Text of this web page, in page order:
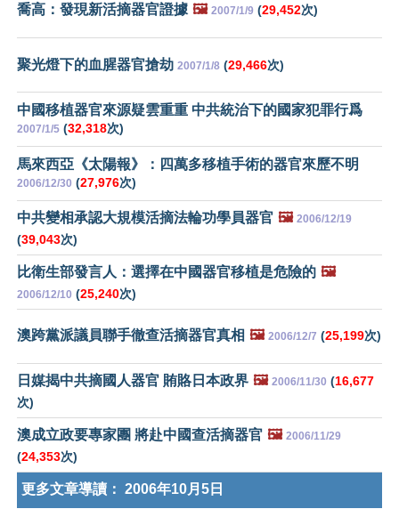
喬高：發現新活摘器官證據 🖼️ 2007/1/9 (29,452次)
聚光燈下的血腥器官搶劫 2007/1/8 (29,466次)
中國移植器官來源疑雲重重 中共統治下的國家犯罪行爲
2007/1/5 (32,318次)
馬來西亞《太陽報》：四萬多移植手術的器官來歷不明
2006/12/30 (27,976次)
中共變相承認大規模活摘法輪功學員器官 🖼️ 2006/12/19
(39,043次)
比衛生部發言人：選擇在中國器官移植是危險的 🖼️
2006/12/10 (25,240次)
澳跨黨派議員聯手徹查活摘器官真相 🖼️ 2006/12/7 (25,199次)
日媒揭中共摘國人器官 賄賂日本政界 🖼️ 2006/11/30 (16,677
次)
澳成立政要專家團 將赴中國查活摘器官 🖼️ 2006/11/29
(24,353次)
更多文章導讀： 2006年10月5日